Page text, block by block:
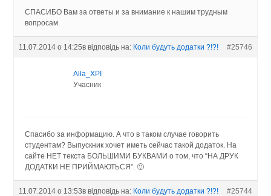
СПАСИБО Вам за ответы и за внимание к нашим трудным
вопросам.
11.07.2014 о 14:25в відповідь на: Коли будуть додатки ?!?! #25746
Alla_XPI
Учасник
Спасибо за информацию. А что в таком случае говорить
студентам? Выпускник хочет иметь сейчас такой додаток. На
сайте НЕТ текста БОЛЬШИМИ БУКВАМИ о том, что “НА ДРУК
ДОДАТКИ НЕ ПРИЙМАЮТЬСЯ”. 🙂
11.07.2014 о 13:53в відповідь на: Коли будуть додатки ?!?! #25744